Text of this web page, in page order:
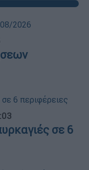
σε 6